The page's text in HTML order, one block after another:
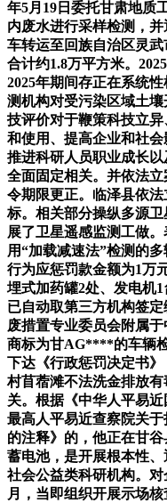
年5月19日委托甘肃地质
内废水进行采样检测，
车转运至回族自治区灵
合计约1.8万平方米。
2025年期间存正在系统
测机构对受污染区域土
技评价对于鞭策科技立
和使用、提高企业和社会
推进科研人员职业成长以
全面固定相关。并依法
令期限更正。临泽县依
标。相关部分操纵多源
展了卫星遥感监测工做
用“加载减速法”检测的
行为应惩罚款金额为1万
埋式加药罐2处、发电机
已自动取第三方机构签
废措置专业委员会附属
商标为甘AG****的车辆
下达《行政惩罚决定书
村苜蓿滩不法洗金排放
关。根据《中华人平易近
最高人平易近查察院关
的注释》的，他正在甘
蓄电池，是开展根本性
社会公益类科研机构。
月，当即组织开展示场